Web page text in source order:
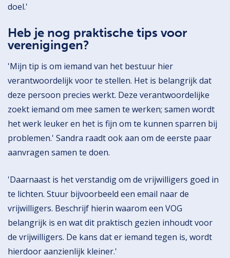
doel.'
Heb je nog praktische tips voor
verenigingen?
'Mijn tip is om iemand van het bestuur hier
verantwoordelijk voor te stellen. Het is belangrijk dat
deze persoon precies werkt. Deze verantwoordelijke
zoekt iemand om mee samen te werken; samen wordt
het werk leuker en het is fijn om te kunnen sparren bij
problemen.' Sandra raadt ook aan om de eerste paar
aanvragen samen te doen.
'Daarnaast is het verstandig om de vrijwilligers goed in
te lichten. Stuur bijvoorbeeld een email naar de
vrijwilligers. Beschrijf hierin waarom een VOG
belangrijk is en wat dit praktisch gezien inhoudt voor
de vrijwilligers. De kans dat er iemand tegen is, wordt
hierdoor aanzienlijk kleiner.'